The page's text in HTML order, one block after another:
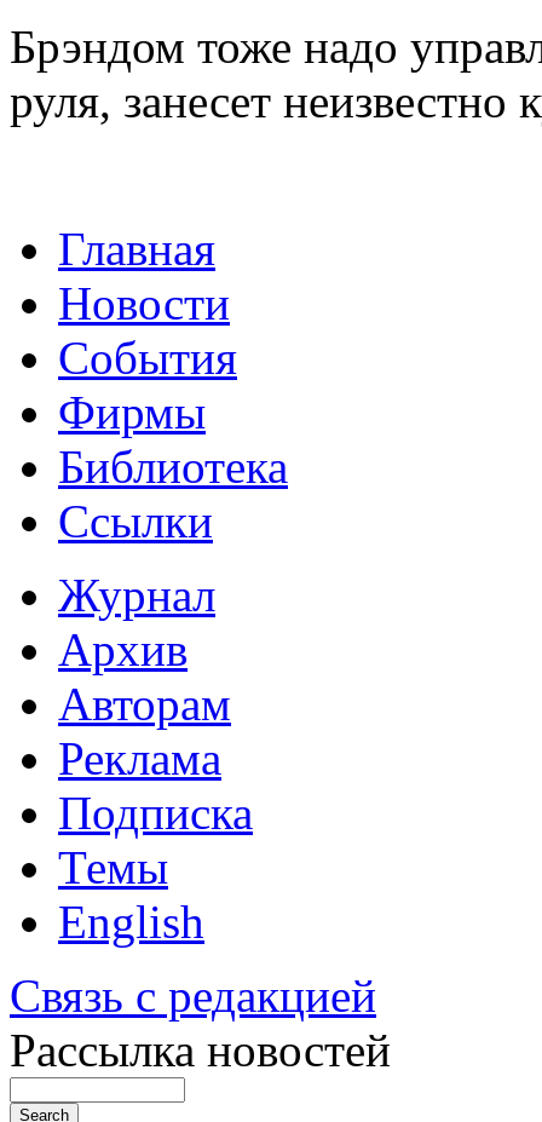
Брэндом тоже надо
руля, занесет неизвестно
Главная
Новости
События
Фирмы
Библиотека
Ссылки
Журнал
Архив
Авторам
Реклама
Подписка
Темы
English
Связь с редакцией
Рассылка новостей